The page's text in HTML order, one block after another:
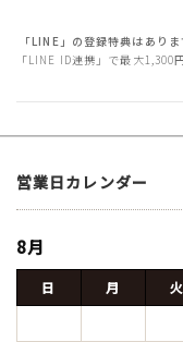
「LINE」の登録特典はありま
「LINE ID連携」で最大1,300
営業日カレンダー
8月
日 月 火